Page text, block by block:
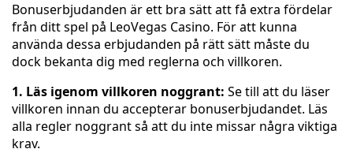
Bonuserbjudanden är ett bra sätt att få extra fördelar
från ditt spel på LeoVegas Casino. För att kunna
använda dessa erbjudanden på rätt sätt måste du
dock bekanta dig med reglerna och villkoren.
1. Läs igenom villkoren noggrant: Se till att du läser
villkoren innan du accepterar bonuserbjudandet. Läs
alla regler noggrant så att du inte missar några viktiga
krav.